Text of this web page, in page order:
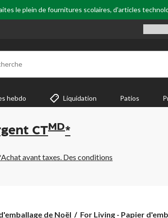
le plein de fournitures scolaires, d'articles
hebdo Liquidation Patios
CT MD*
avant taxes. Des conditions
de Noël
For
For Living - Papier